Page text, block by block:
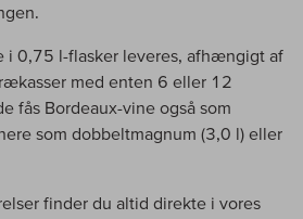
i 0,75 l-flasker leveres, afhængigt af
med enten 6 eller 12
fås Bordeaux-vine også som
som dobbeltmagnum (3,0 l) eller
finder du altid direkte i vores